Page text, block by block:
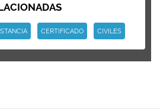
CERTIFICADO CIVILES